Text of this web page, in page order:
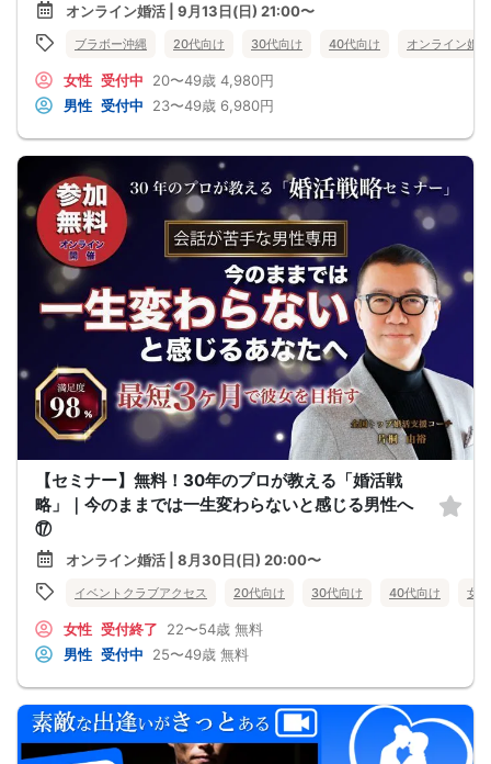
オンライン婚活 | 9月13日(日) 21:00〜
ブラボー沖縄 20代向け 30代向け 40代向け オンライン婚活
女性 受付中 20〜49歳 4,980円
男性 受付中 23〜49歳 6,980円
【セミナー】無料！30年のプロが教える「婚活戦
略」｜今のままでは一生変わらないと感じる男性へ
⑰
オンライン婚活 | 8月30日(日) 20:00〜
イベントクラブアクセス 20代向け 30代向け 40代向け 女
女性 受付終了 22〜54歳 無料
男性 受付中 25〜49歳 無料